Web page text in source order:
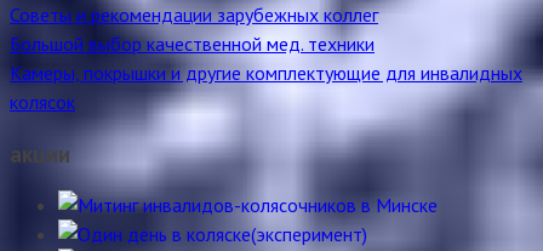
Советы и рекомендации зарубежных коллег
Большой выбор качественной мед. техники
Камеры, покрышки и другие комплектующие для инвалидных
колясок
акции